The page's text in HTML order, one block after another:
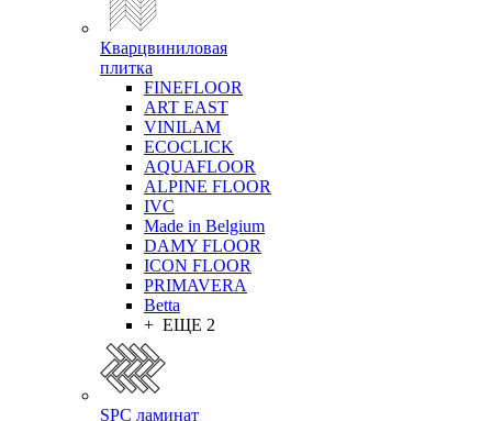
Кварцвиниловая
плитка
FINEFLOOR
ART EAST
VINILAM
ECOCLICK
AQUAFLOOR
ALPINE FLOOR
IVC
Made in Belgium
DAMY FLOOR
ICON FLOOR
PRIMAVERA
Betta
+ ЕЩЕ 2
SPC ламинат